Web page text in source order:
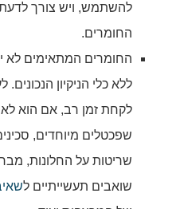
להשתמש, ויש צורך לדעת
החומרים.
החומרים המתאימים לא
ללא כלי הניקיון הנכונים.
לקחת זמן רב, אם הוא
שפכטלים מיוחדים,
שריטות על החלונות,
שואבים תעשייתיים ל